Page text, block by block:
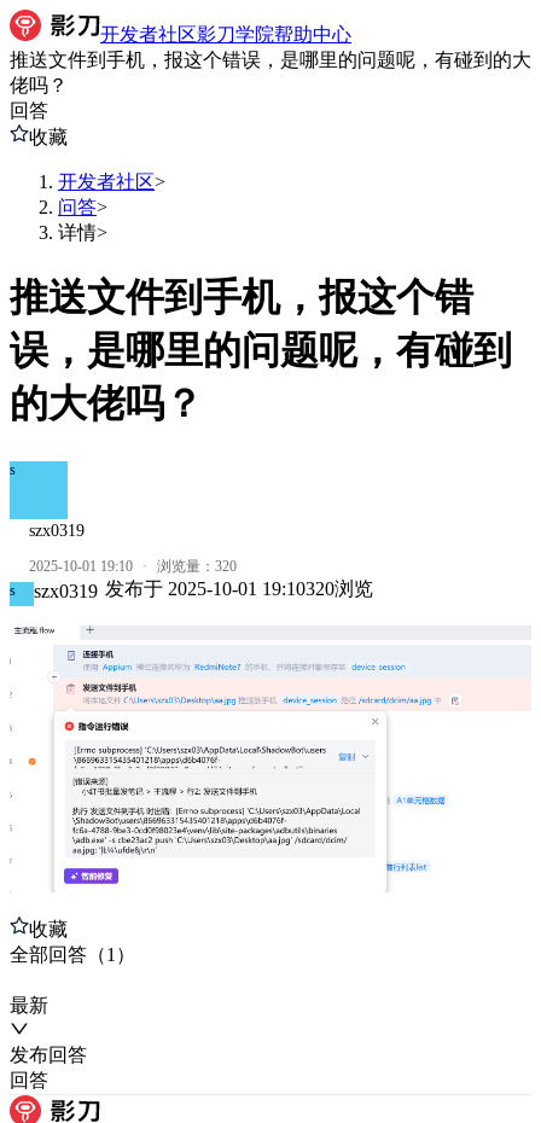
开发者社区影刀学院帮助中心
推送文件到手机，报这个错误，是哪里的问题呢，有碰到的大
佬吗？
回答
收藏
开发者社区>
问答>
详情>
推送文件到手机，报这个错
误，是哪里的问题呢，有碰到
的大佬吗？
s
szx0319
2025-10-01 19:10 · 浏览量： 320
s
szx0319 发布于 2025-10-01 19:10320浏览
收藏
全部回答 （1 ）
最新
发布回答
回答